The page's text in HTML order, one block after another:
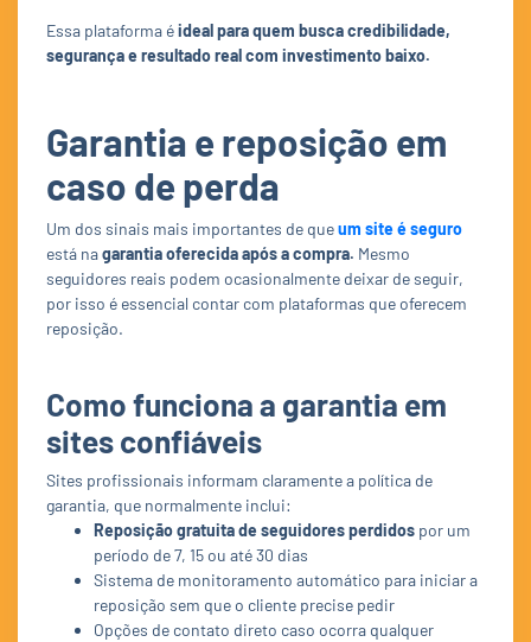
Essa plataforma éideal para quem busca credibilidade,
segurança e resultado real com investimento baixo.
Garantia e reposição em
caso de perda
Um dos sinais mais importantes de queum site é seguro
está nagarantia oferecida após a compra. Mesmo
seguidores reais podem ocasionalmente deixar de seguir,
por isso é essencial contar com plataformas que oferecem
reposição.
Como funciona a garantia em
sites confiáveis
Sites profissionais informam claramente a política de
garantia, que normalmente inclui:
Reposição gratuita de seguidores perdidos por um
período de 7, 15 ou até 30 dias
Sistema de monitoramento automático para iniciar a
reposição sem que o cliente precise pedir
Opções de contato direto caso ocorra qualquer